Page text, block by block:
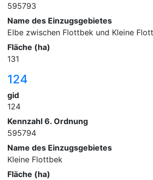
595793
Name des Einzugsgebietes
Elbe zwischen Flottbek und Kleine
Fläche (ha)
131
124
gid
124
Kennzahl 6. Ordnung
595794
Name des Einzugsgebietes
Kleine Flottbek
Fläche (ha)